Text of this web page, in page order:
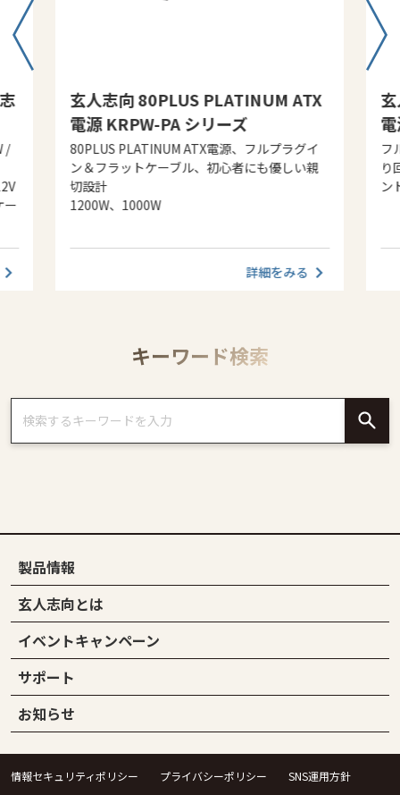
/
ー
玄人志向 80PLUS PLATINUM ATX
電源 KRPW-PA シリーズ
80PLUS PLATINUM ATX電源、フルプラグイ
ン＆フラットケーブル、初心者にも優しい親
切設計
1200W、1000W
詳細をみる
フ
り
ン
キーワード検索
製品情報
玄人志向とは
イベントキャンペーン
サポート
お知らせ
情報セキュリティポリシー プライバシーポリシー SNS運用方針